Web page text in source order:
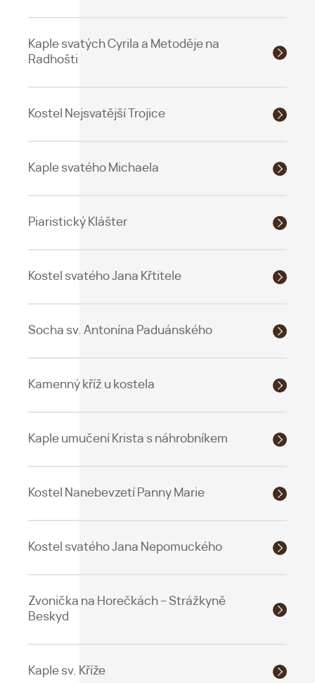
Kaple svatých Cyrila a Metoděje na
Radhošti
Kostel Nejsvatější Trojice
Kaple svatého Michaela
Piaristický Klášter
Kostel svatého Jana Křtitele
Socha sv. Antonína Paduánského
Kamenný kříž u kostela
Kaple umučení Krista s náhrobníkem
Kostel Nanebevzetí Panny Marie
Kostel svatého Jana Nepomuckého
Zvonička na Horečkách – Strážkyně
Beskyd
Kaple sv. Kříže